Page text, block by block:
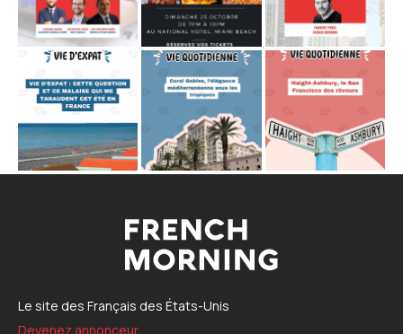
Le site des Français des États-Unis
Devenez annonceur